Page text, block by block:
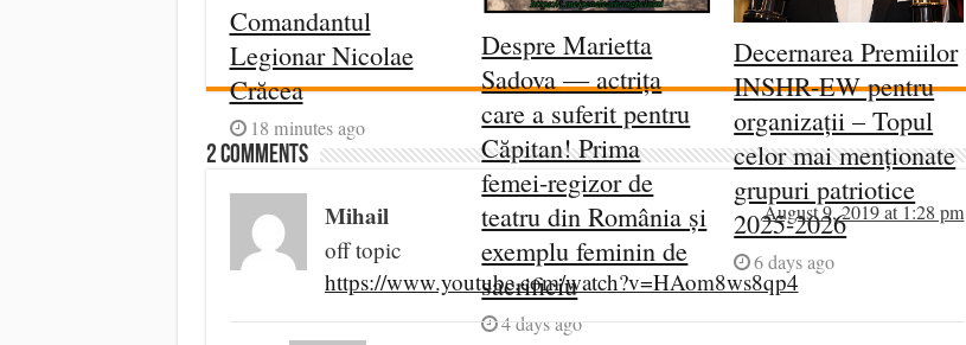
Comandantul
Legionar Nicolae
Crăcea
18 minutes ago
Despre Marietta
Sadova — actrița
care a suferit pentru
Căpitan! Prima
femei-regizor de
teatru din România și
exemplu feminin de
sacrificiu
4 days ago
Decernarea Premiilor
INSHR-EW pentru
organizații – Topul
celor mai menționate
grupuri patriotice
2025-2026
6 days ago
2 comments
Mihail August 9, 2019 at 1:28 pm
off topic
https://www.youtube.com/watch?v=HAom8ws8qp4